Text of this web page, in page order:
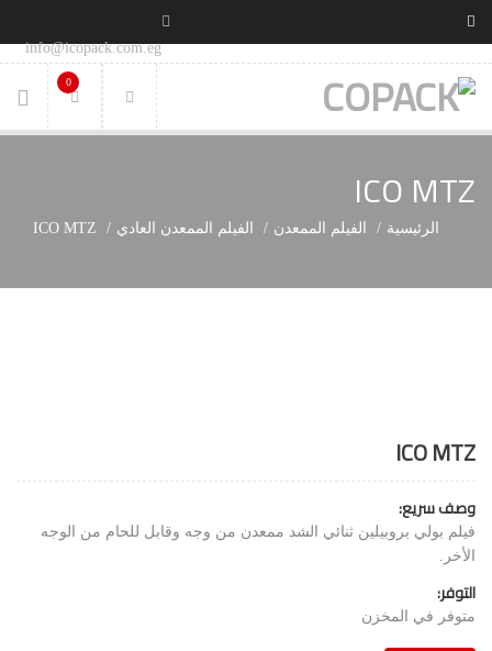
info@icopack.com.eg
0
ICO MTZ
الرئيسية الفيلم الممعدن الفيلم الممعدن العادي ICO MTZ
ICO MTZ
وصف سريع:
فيلم بولي بروبيلين ثنائي الشد ممعدن من وجه وقابل للحام من الوجه
الأخر.
التوفر:
متوفر في المخزن